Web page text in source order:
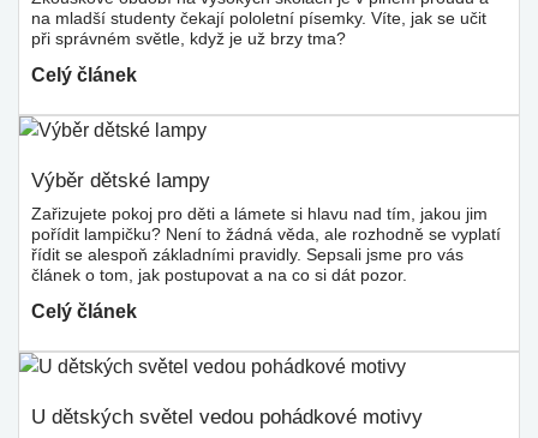
na mladší studenty čekají pololetní písemky. Víte, jak se učit
při správném světle, když je už brzy tma?
Celý článek
Výběr dětské lampy
Zařizujete pokoj pro děti a lámete si hlavu nad tím, jakou jim
pořídit lampičku? Není to žádná věda, ale rozhodně se vyplatí
řídit se alespoň základními pravidly. Sepsali jsme pro vás
článek o tom, jak postupovat a na co si dát pozor.
Celý článek
U dětských světel vedou pohádkové motivy